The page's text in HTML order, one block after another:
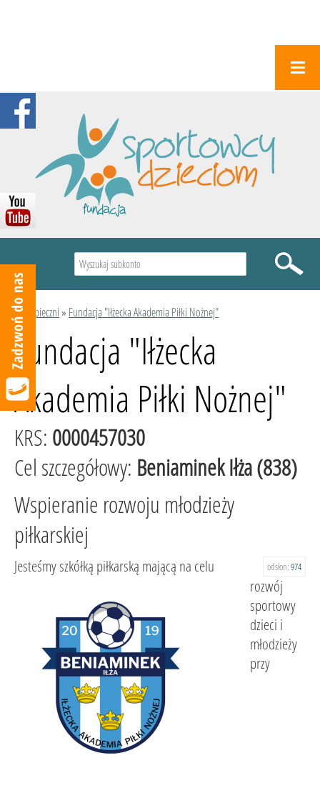
Podopieczni» Fundacja "Iłżecka Akademia Piłki Nożnej"
Fundacja "Iłżecka
Akademia Piłki Nożnej"
KRS: 0000457030
Cel szczegółowy: Beniaminek Iłża (838)
Wspieranie rozwoju młodzieży
piłkarskiej
odsłon:974
Jesteśmy szkółką piłkarską mającą na celu
rozwój
sportowy
dzieci i
młodzieży
przy